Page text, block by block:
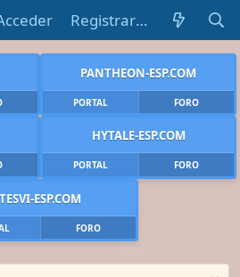
Registrarse
PANTHEON-ESP.COM
PORTAL FORO
HYTALE-ESP.COM
PORTAL FORO
TESVI-ESP.COM
FORO